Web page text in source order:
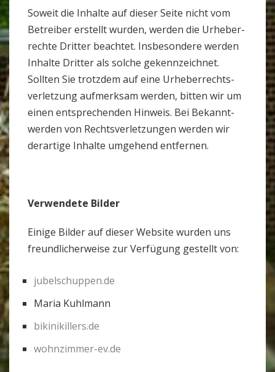
Soweit die Inhalte auf dieser Seite nicht vom
Betreiber erstellt wurden, werden die Urhe­ber­
rechte Dritter beachtet. Ins­be­son­dere werden
Inhalte Dritter als solche gekenn­zeichnet.
Sollten Sie trotzdem auf eine Urhe­ber­rechts­
ver­let­zung auf­merksam werden, bitten wir um
einen ent­spre­chenden Hin­weis. Bei Bekannt­
werden von Rechts­ver­let­zungen werden wir
der­ar­tige Inhalte umge­hend ent­fernen.
Ver­wen­dete Bilder
Einige Bilder auf dieser Web­site wurden uns
freund­li­cher­weise zur Ver­fü­gung gestellt von:
jubelschuppen.de
Maria Kuhl­mann
bikinikillers.de
wohnzimmer-ev.de